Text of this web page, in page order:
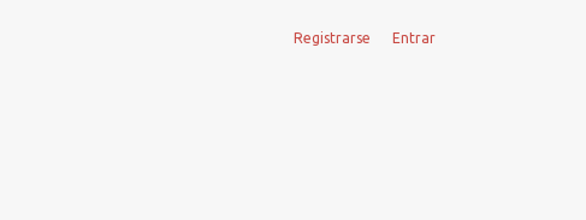
Registrarse Entrar